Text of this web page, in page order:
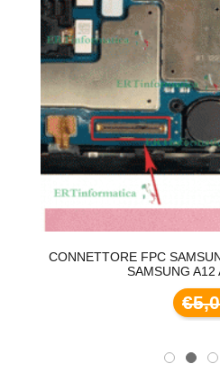
CONNETTORE FPC
SAMSUNG A12